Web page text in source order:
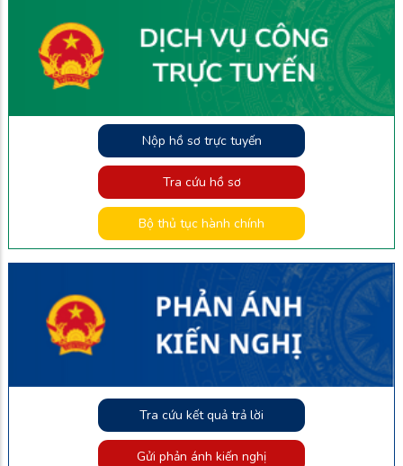
Nộp hồ sơ trực tuyến
Tra cứu hồ sơ
Bộ thủ tục hành chính
Tra cứu kết quả trả lời
Gửi phản ánh kiến nghị